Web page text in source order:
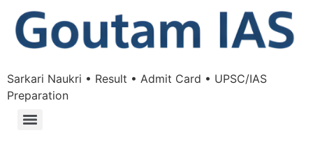
Sarkari Naukri • Result • Admit Card • UPSC/IAS
Preparation